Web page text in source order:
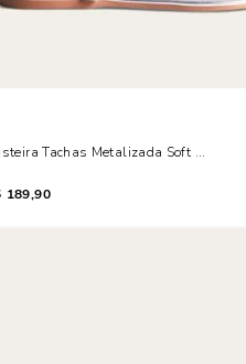
Tachas Metalizada Soft Prata
189,90